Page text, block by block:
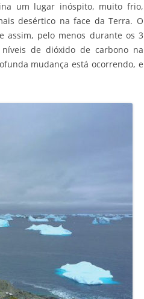
um lugar inóspito, muito frio,
desértico na face da Terra. O
assim, pelo menos durante os 3
de dióxido de carbono na
mudança está ocorrendo, e